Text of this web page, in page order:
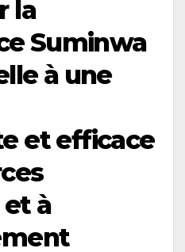
la
Suminwa
à une
et efficace
à